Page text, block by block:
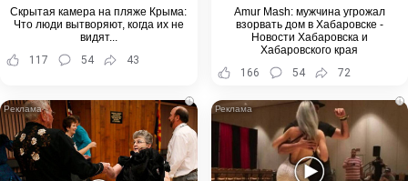
Скрытая камера на пляже Крыма:
Что люди вытворяют, когда их не
видят...
117
54 43
Amur Mash: мужчина угрожал
взорвать дом в Хабаровске -
Новости Хабаровска и
Хабаровского края
166
54 72
i i